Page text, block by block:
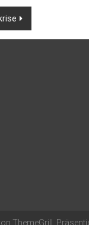
ThemeGrill.